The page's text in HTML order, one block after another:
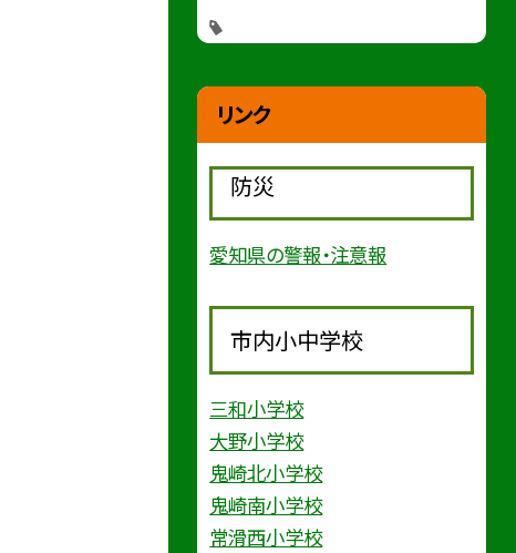
リンク
防災
愛知県の警報・注意報
市内小中学校
三和小学校
大野小学校
鬼崎北小学校
鬼崎南小学校
常滑西小学校